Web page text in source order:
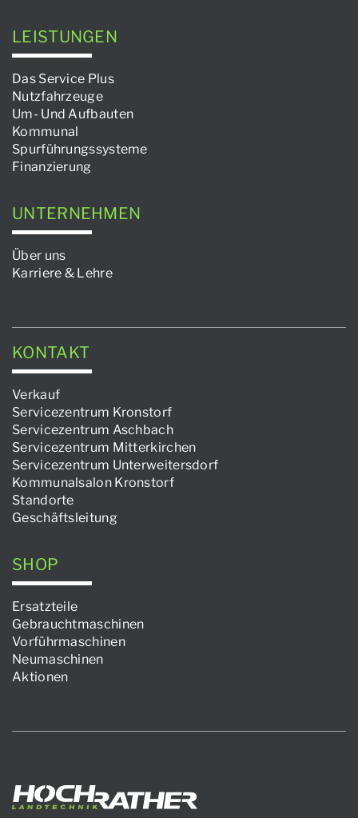
LEISTUNGEN
Das Service Plus
Nutzfahrzeuge
Um- Und Aufbauten
Kommunal
Spurführungssysteme
Finanzierung
UNTERNEHMEN
Über uns
Karriere & Lehre
KONTAKT
Verkauf
Servicezentrum Kronstorf
Servicezentrum Aschbach
Servicezentrum Mitterkirchen
Servicezentrum Unterweitersdorf
Kommunalsalon Kronstorf
Standorte
Geschäftsleitung
SHOP
Ersatzteile
Gebrauchtmaschinen
Vorführmaschinen
Neumaschinen
Aktionen